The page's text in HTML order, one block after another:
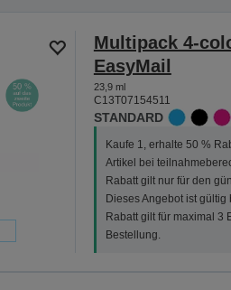
Multipack 4-
EasyMail
23,9 ml
C13T07154511
STANDARD
Kaufe 1, erhalte 50 %
Artikel bei
Rabatt gilt nur für den
Dieses Angebot ist gültig
Rabatt gilt für maximal 3
Bestellung.